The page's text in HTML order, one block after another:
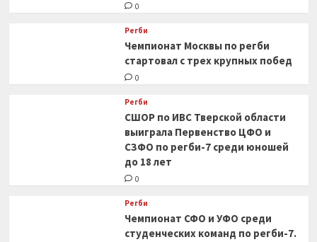
0
Регби
Чемпионат Москвы по регби
стартовал с трех крупных побед
0
Регби
СШОР по ИВС Тверской области
выиграла Первенство ЦФО и
СЗФО по регби-7 среди юношей
до 18 лет
0
Регби
Чемпионат СФО и УФО среди
студенческих команд по регби-7.